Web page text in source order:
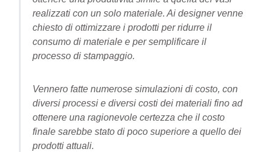
realizzati con un solo materiale. Ai designer venne
chiesto di ottimizzare i prodotti per ridurre il
consumo di materiale e per semplificare il
processo di stampaggio.
Vennero fatte numerose simulazioni di costo, con
diversi processi e diversi costi dei materiali fino ad
ottenere una ragionevole certezza che il costo
finale sarebbe stato di poco superiore a quello dei
prodotti attuali.